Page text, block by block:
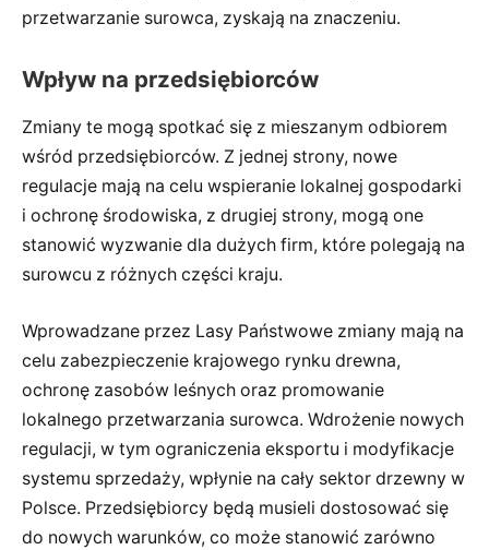
przetwarzanie surowca, zyskają na znaczeniu.
Wpływ na przedsiębiorców
Zmiany te mogą spotkać się z mieszanym odbiorem
wśród przedsiębiorców. Z jednej strony, nowe
regulacje mają na celu wspieranie lokalnej gospodarki
i ochronę środowiska, z drugiej strony, mogą one
stanowić wyzwanie dla dużych firm, które polegają na
surowcu z różnych części kraju.
Wprowadzane przez Lasy Państwowe zmiany mają na
celu zabezpieczenie krajowego rynku drewna,
ochronę zasobów leśnych oraz promowanie
lokalnego przetwarzania surowca. Wdrożenie nowych
regulacji, w tym ograniczenia eksportu i modyfikacje
systemu sprzedaży, wpłynie na cały sektor drzewny w
Polsce. Przedsiębiorcy będą musieli dostosować się
do nowych warunków, co może stanowić zarówno